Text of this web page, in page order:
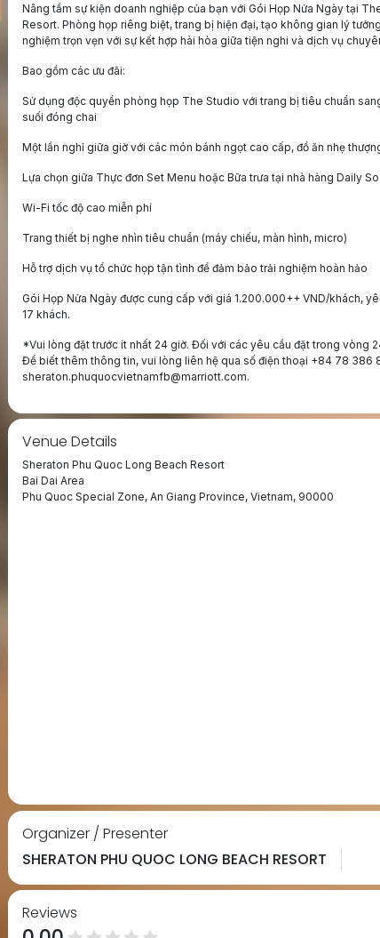
Nâng tầm sự kiện doanh nghiệp của bạn với Gói Họp Nửa Ngày tại
Resort. Phòng họp riêng biệt, trang bị hiện đại, tạo không gian lý
nghiệm trọn vẹn với sự kết hợp hài hòa giữa tiện nghi và dịch vụ
Bao gồm các ưu đãi:
Sử dụng độc quyền phòng họp The Studio với trang bị tiêu chuẩn
suối đóng chai
Một lần nghỉ giữa giờ với các món bánh ngọt cao cấp, đồ ăn nhẹ
Lựa chọn giữa Thực đơn Set Menu hoặc Bữa trưa tại nhà hàng Daily
Wi-Fi tốc độ cao miễn phí
Trang thiết bị nghe nhìn tiêu chuẩn (máy chiếu, màn hình, micro)
Hỗ trợ dịch vụ tổ chức họp tận tình để đảm bảo trải nghiệm hoàn hảo
Gói Họp Nửa Ngày được cung cấp với giá 1.200.000++ VND/khách,
17 khách.
*Vui lòng đặt trước ít nhất 24 giờ. Đối với các yêu cầu đặt trong vòng
Để biết thêm thông tin, vui lòng liên hệ qua số điện thoại ‪+84 78
sheraton.phuquocvietnamfb@marriott.com.
Venue Details
Sheraton Phu Quoc Long Beach Resort
Bai Dai Area
Phu Quoc Special Zone, An Giang Province, Vietnam, 90000
Organizer / Presenter
SHERATON PHU QUOC LONG BEACH RESORT
Reviews